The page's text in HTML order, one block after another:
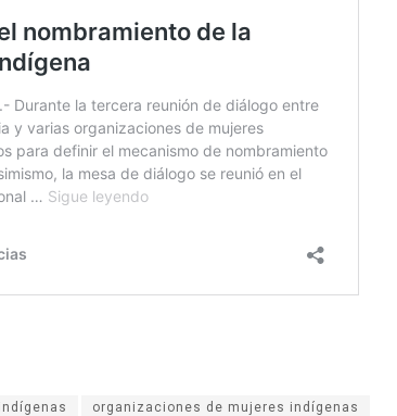
organizaciones de mujeres indígenas